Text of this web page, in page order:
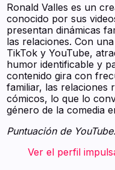
Ronald Valles es un
conocido por sus
presentan dinámicas
las relaciones. Con
TikTok y YouTube,
humor identificable y
contenido gira con
familiar, las relaciones
cómicos, lo que lo
género de la comedia
Puntuación de
Ver el perfil